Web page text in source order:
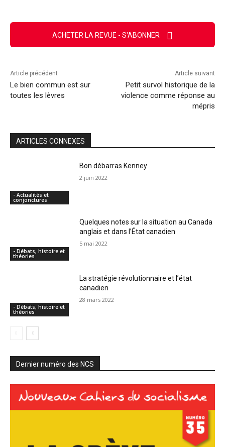
ACHETER LA REVUE - S'ABONNER
Article précédent
Le bien commun est sur
toutes les lèvres
Article suivant
Petit survol historique de la
violence comme réponse au
mépris
ARTICLES CONNEXES
- Actualités et
conjonctures
Bon débarras Kenney
2 juin 2022
- Débats, histoire et
théories
Quelques notes sur la situation au Canada
anglais et dans l’État canadien
5 mai 2022
- Débats, histoire et
théories
La stratégie révolutionnaire et l’état
canadien
28 mars 2022
Dernier numéro des NCS